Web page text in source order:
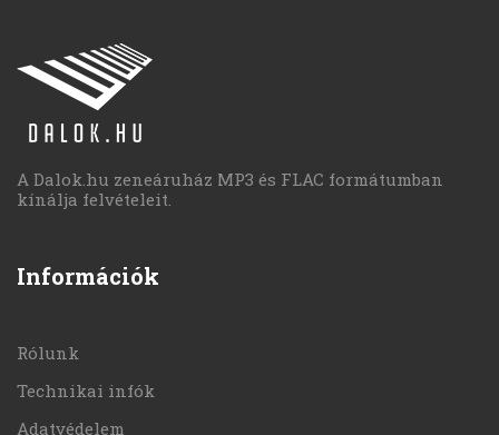
A Dalok.hu zeneáruház MP3 és FLAC formátumban
kínálja felvételeit.
Információk
Rólunk
Technikai infók
Adatvédelem